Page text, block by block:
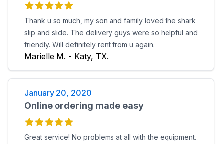
Thank u so much, my son and family loved the shark
slip and slide. The delivery guys were so helpful and
friendly. Will definitely rent from u again.
Marielle M. - Katy, TX.
January 20, 2020
Online ordering made easy
Great service! No problems at all with the equipment.